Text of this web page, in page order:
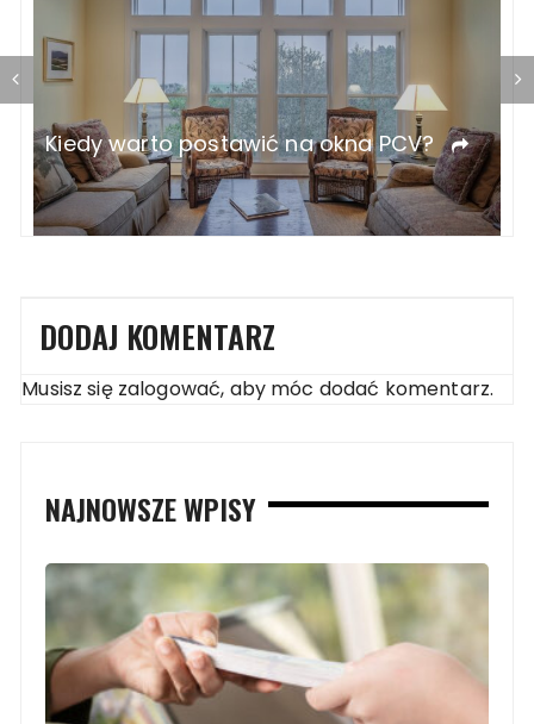
Jak zaaranżować wnętrze domu w
górach z jacuzzi?
DODAJ KOMENTARZ
Musisz się zalogować, aby móc dodać komentarz.
NAJNOWSZE WPISY